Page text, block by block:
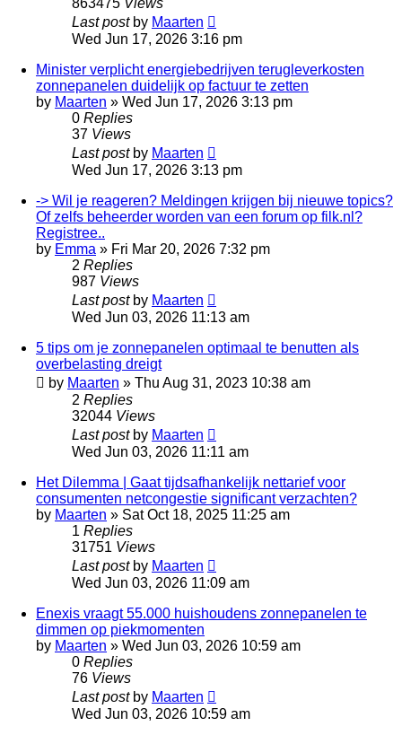
Last post by Maarten
Wed Jun 17, 2026 3:16 pm
Minister verplicht energiebedrijven terugleverkosten
zonnepanelen duidelijk op factuur te zetten
by Maarten » Wed Jun 17, 2026 3:13 pm
0 Replies
37 Views
Last post by Maarten
Wed Jun 17, 2026 3:13 pm
-> Wil je reageren? Meldingen krijgen bij nieuwe topics?
Of zelfs beheerder worden van een forum op filk.nl?
Registree..
by Emma » Fri Mar 20, 2026 7:32 pm
2 Replies
987 Views
Last post by Maarten
Wed Jun 03, 2026 11:13 am
5 tips om je zonnepanelen optimaal te benutten als
overbelasting dreigt
by Maarten » Thu Aug 31, 2023 10:38 am
2 Replies
32044 Views
Last post by Maarten
Wed Jun 03, 2026 11:11 am
Het Dilemma | Gaat tijdsafhankelijk nettarief voor
consumenten netcongestie significant verzachten?
by Maarten » Sat Oct 18, 2025 11:25 am
1 Replies
31751 Views
Last post by Maarten
Wed Jun 03, 2026 11:09 am
Enexis vraagt 55.000 huishoudens zonnepanelen te
dimmen op piekmomenten
by Maarten » Wed Jun 03, 2026 10:59 am
0 Replies
76 Views
Last post by Maarten
Wed Jun 03, 2026 10:59 am